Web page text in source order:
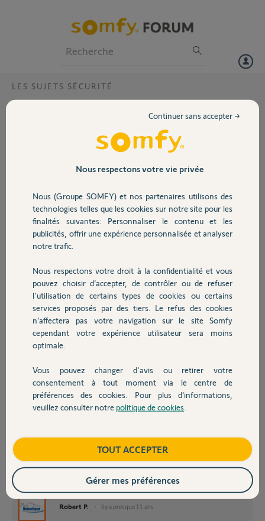
Volet
Sécurité
Domotique
Chauffage
Autres produits
Devis avec un pro
Contact
LES SUJETS SÉCURITÉ
Commander ses volets rts avec la Tahoma
Je viens de commander/recevoir/installer ceci :
normaux/ 2 extérieurs)
Box Tahoma
8 micro contrôleur de Vr rts.
J'ai configuré les 8 micro contrôleur sur la tahoma (pas de soucis) et
fermer en partant ou pour profiter de la gestion de l'alarme
permettant de fermer les volets en cas de détection extérieur de
mouvement.
Est ce possible ? Quelle est la procédure si c'est possible?
Merci par avance
Jeff V.
il y a presque 11 ans
Participer au fil de discussion
Vous pouvez avoir plusieurs commandes pour chaque volet, donc pas de
problème pour commander les volets avec Tahoma ET Protexial.
Robert P. il y a presque 11 ans
Nous respectons votre vie privée
Nous (Groupe SOMFY) et nos partenaires utilisons des
technologies telles que les cookies sur notre site pour les
finalités suivantes: Personnaliser le contenu et les
publicités, offrir une expérience personnalisée et analyser
notre trafic.
Nous respectons votre droit à la confidentialité et vous
pouvez choisir d’accepter, de contrôler ou de refuser
l'utilisation de certains types de cookies ou certains
services proposés par des tiers. Le refus des cookies
n’affectera pas votre navigation sur le site Somfy
cependant votre expérience utilisateur sera moins
optimale.
Vous pouvez changer d'avis ou retirer votre
consentement à tout moment via le centre de
préférences des cookies. Pour plus d’informations,
veuillez consulter notre politique de cookies
Continuer sans accepter →
TOUT ACCEPTER
Gérer mes préférences